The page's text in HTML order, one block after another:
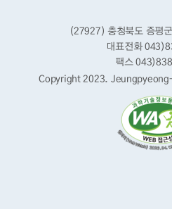
(27927) 충청북도 증평
대표전화
팩스
Copyright 2023.